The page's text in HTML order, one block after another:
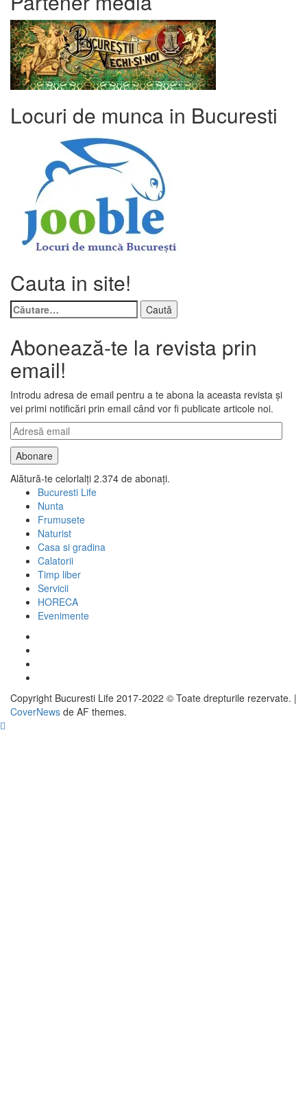
Locuri de munca in Bucuresti
Cauta in site!
Caută
după:
Abonează-te la revista prin
email!
Introdu adresa de email pentru a te abona la aceasta revista și
vei primi notificări prin email când vor fi publicate articole noi.
Adresă
email
Abonare
Alătură-te celorlalți 2.374 de abonați.
Bucuresti Life
Nunta
Frumusete
Naturist
Casa si gradina
Calatorii
Timp liber
Servicii
HORECA
Evenimente
Copyright Bucuresti Life 2017-2022 © Toate drepturile rezervate. |
CoverNews de AF themes.